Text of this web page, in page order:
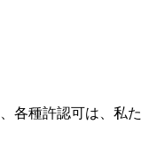
各種許認可は、私た